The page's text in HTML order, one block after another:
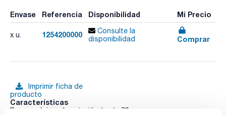
Envase Referencia Disponibilidad Mi Precio
x u. 1254200000
Consulte la
disponibilidad
Comprar
Imprimir ficha de
producto
Características
Rango máximo de sujeción (mm) : 70